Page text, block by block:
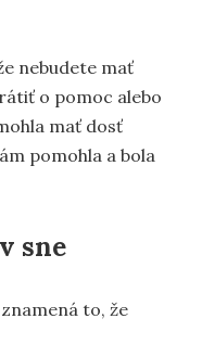
nebudete mať
o pomoc alebo
mať dosť
pomohla a bola
sne
to, že